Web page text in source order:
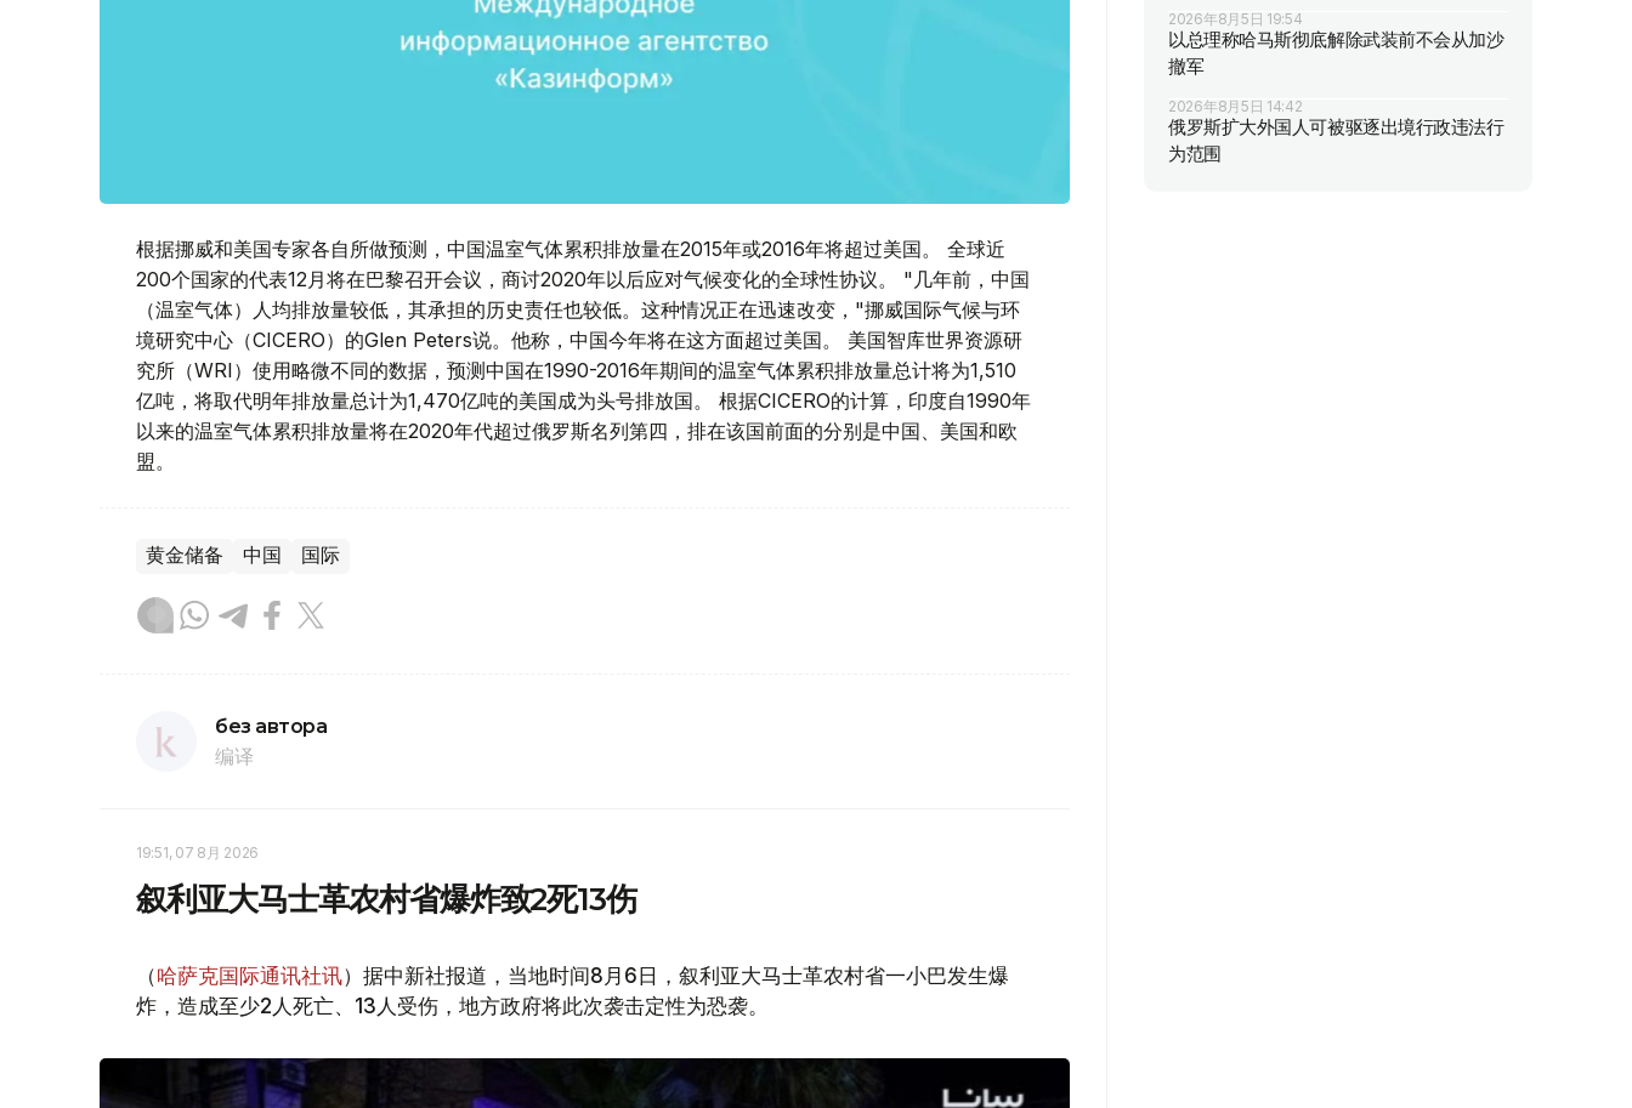
根据挪威和美国专家各自所做预测，中国温室气体累积排放量在2015年或2016年将超过美国。 全球近
200个国家的代表12月将在巴黎召开会议，商讨2020年以后应对气候变化的全球性协议。 "几年前，中国
（温室气体）人均排放量较低，其承担的历史责任也较低。这种情况正在迅速改变，"挪威国际气候与环
境研究中心（CICERO）的Glen Peters说。他称，中国今年将在这方面超过美国。 美国智库世界资源研
究所（WRI）使用略微不同的数据，预测中国在1990-2016年期间的温室气体累积排放量总计将为1,510
亿吨，将取代明年排放量总计为1,470亿吨的美国成为头号排放国。 根据CICERO的计算，印度自1990年
以来的温室气体累积排放量将在2020年代超过俄罗斯名列第四，排在该国前面的分别是中国、美国和欧
盟。
黄金储备 中国 国际
без автора
编译
19:51, 07 8月 2026
叙利亚大马士革农村省爆炸致2死13伤
（哈萨克国际通讯社讯）据中新社报道，当地时间8月6日，叙利亚大马士革农村省一小巴发生爆
炸，造成至少2人死亡、13人受伤，地方政府将此次袭击定性为恐袭。
2026年8月5日 19:54
以总理称哈马斯彻底解除武装前不会从加沙
撤军
2026年8月5日 14:42
俄罗斯扩大外国人可被驱逐出境行政违法行
为范围